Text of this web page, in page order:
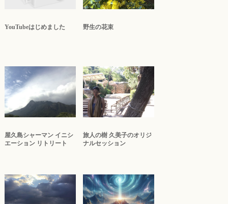
YouTubeはじめました 野生の花束
屋久島シャーマン イニシ
エーション リトリート
旅人の樹 久美子のオリジ
ナルセッション